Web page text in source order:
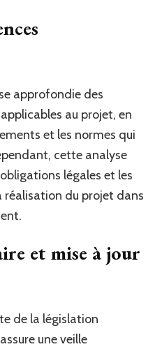
approfondie des
au projet, en
et les normes qui
cette analyse
légales et les
réalisation du projet dans
et mise à jour
de la législation
une veille